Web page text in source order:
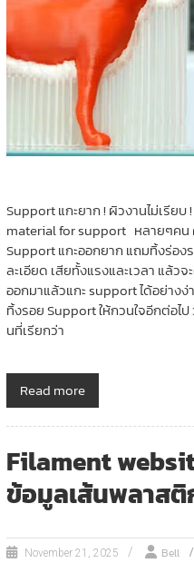
Support แกะยาก ! ผิวงานไม่เรีย
material for support หลายๆค
Support แกะออกยาก แถมทิ้งร่อง
ละเอียด เสียทั้งแรงและเวลา แล้ว
ออกมาแล้วแกะ support ได้อย่าง
ทิ้งรอย Support ให้กวนใจอีกต่อ
นที่เรียกว่า
Read more
Filament
ข้อมูลเส้นพลาสติ
November 21, 2025 Bell